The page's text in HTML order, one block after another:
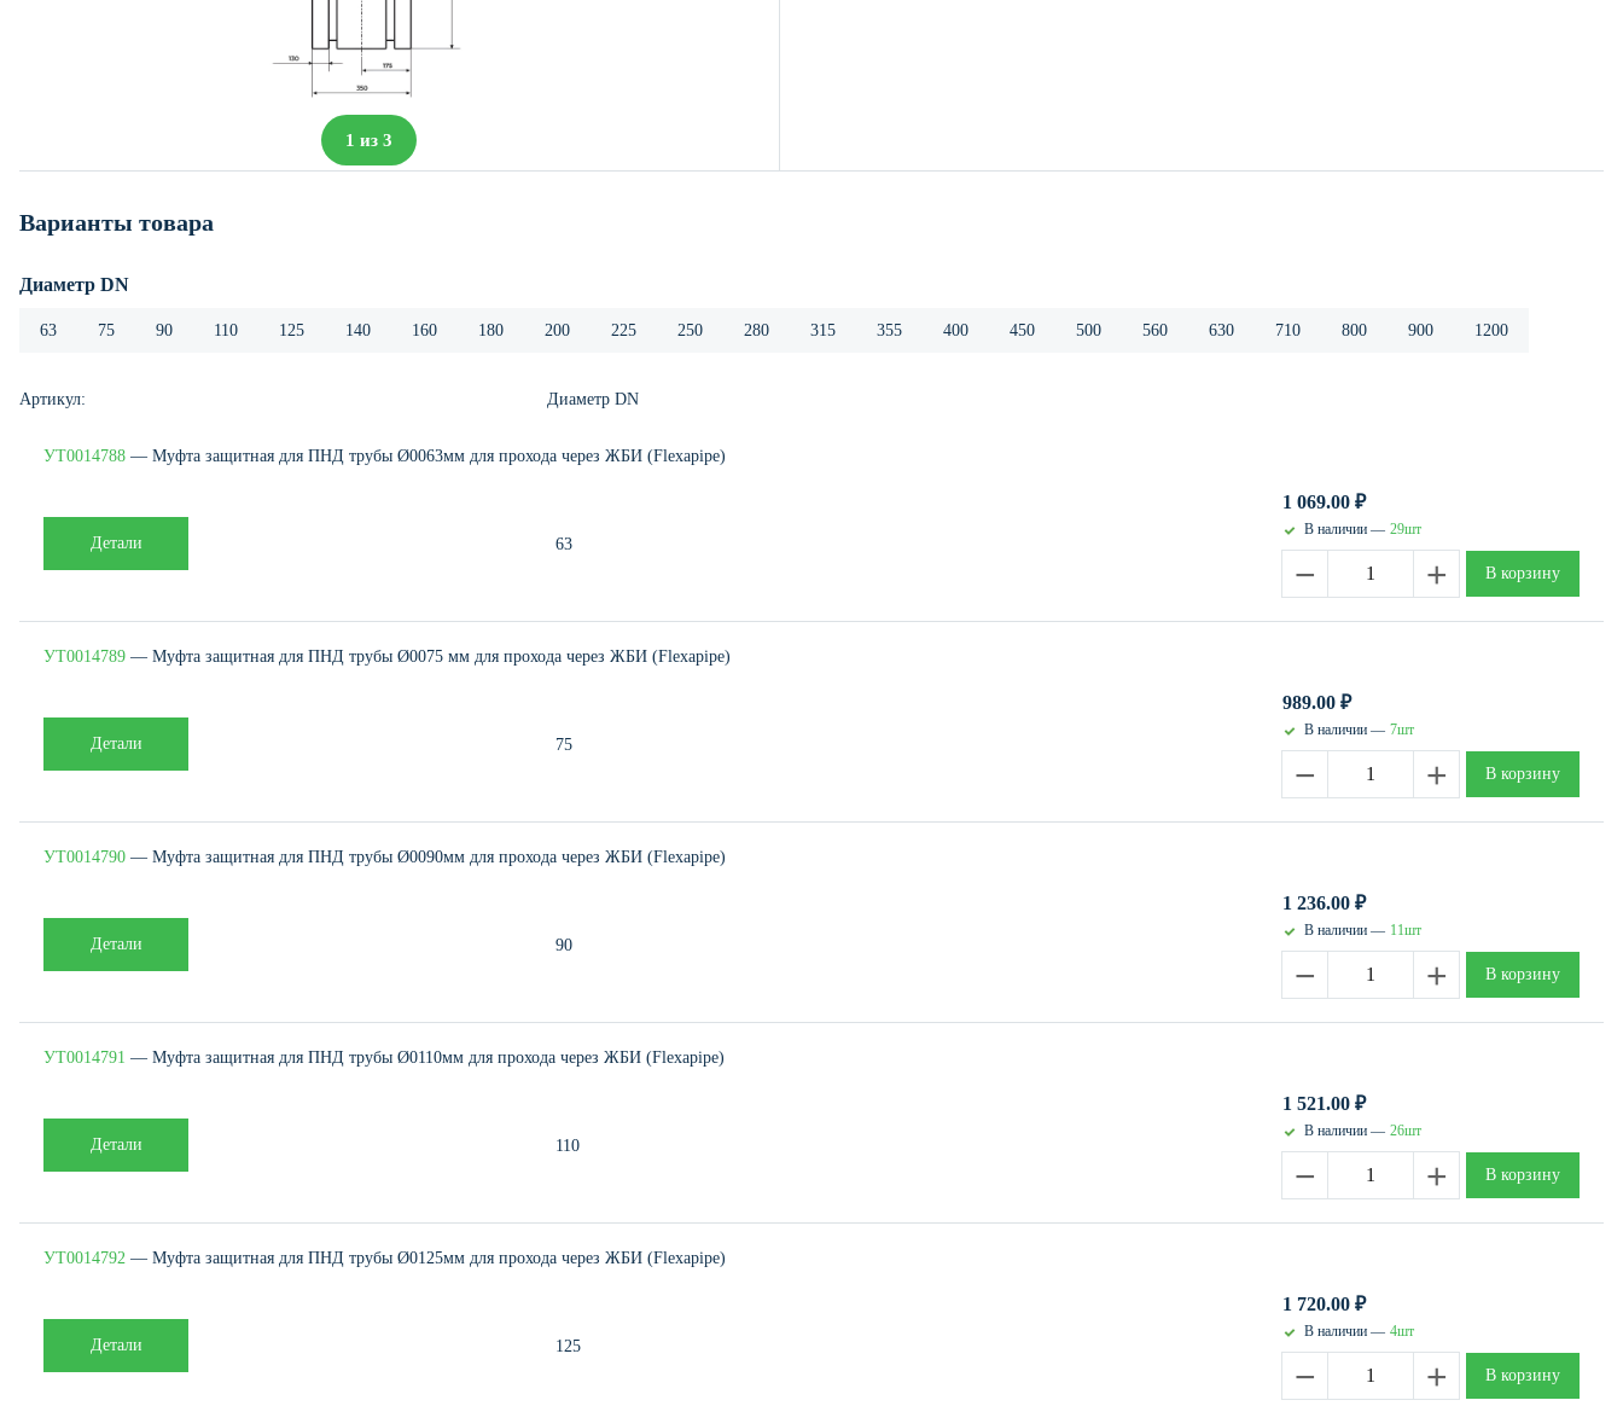
1 из 3
Варианты товара
Диаметр DN
63 75 90 110 125 140 160 180 200 225 250 280 315 355 400 450 500 560 630 710 800 900 1200
Артикул: Диаметр DN
УТ0014788 — Муфта защитная для ПНД трубы Ø0063мм для прохода через ЖБИ (Flexapipe)
Детали 63
1 069.00 ₽
В наличии — 29шт
− + В корзину
УТ0014789 — Муфта защитная для ПНД трубы Ø0075 мм для прохода через ЖБИ (Flexapipe)
Детали 75
989.00 ₽
В наличии — 7шт
− + В корзину
УТ0014790 — Муфта защитная для ПНД трубы Ø0090мм для прохода через ЖБИ (Flexapipe)
Детали 90
1 236.00 ₽
В наличии — 11шт
− + В корзину
УТ0014791 — Муфта защитная для ПНД трубы Ø0110мм для прохода через ЖБИ (Flexapipe)
Детали 110
1 521.00 ₽
В наличии — 26шт
− + В корзину
УТ0014792 — Муфта защитная для ПНД трубы Ø0125мм для прохода через ЖБИ (Flexapipe)
Детали 125
1 720.00 ₽
В наличии — 4шт
− + В корзину